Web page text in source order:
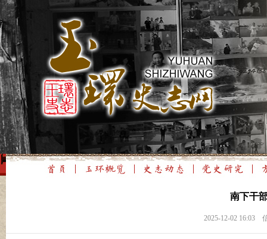
南下干
2025-12-02 16:03